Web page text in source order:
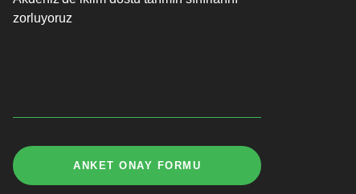
zorluyoruz
ANKET ONAY FORMU